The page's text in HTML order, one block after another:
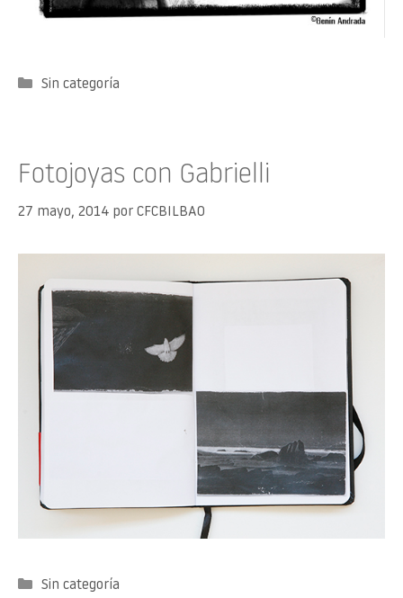
Categorías
Sin categoría
Fotojoyas con Gabrielli
27 mayo, 2014 por CFCBILBAO
Categorías
Sin categoría